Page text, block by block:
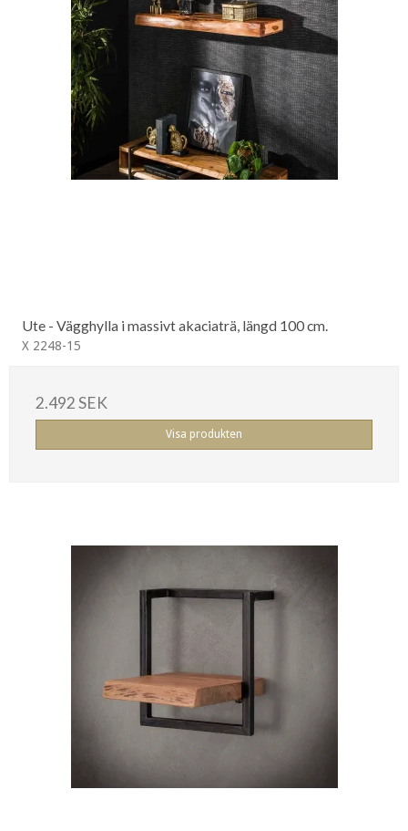
Ute - Vägghylla i massivt akaciaträ, längd 100 cm.
X 2248-15
2.492 SEK
Visa produkten